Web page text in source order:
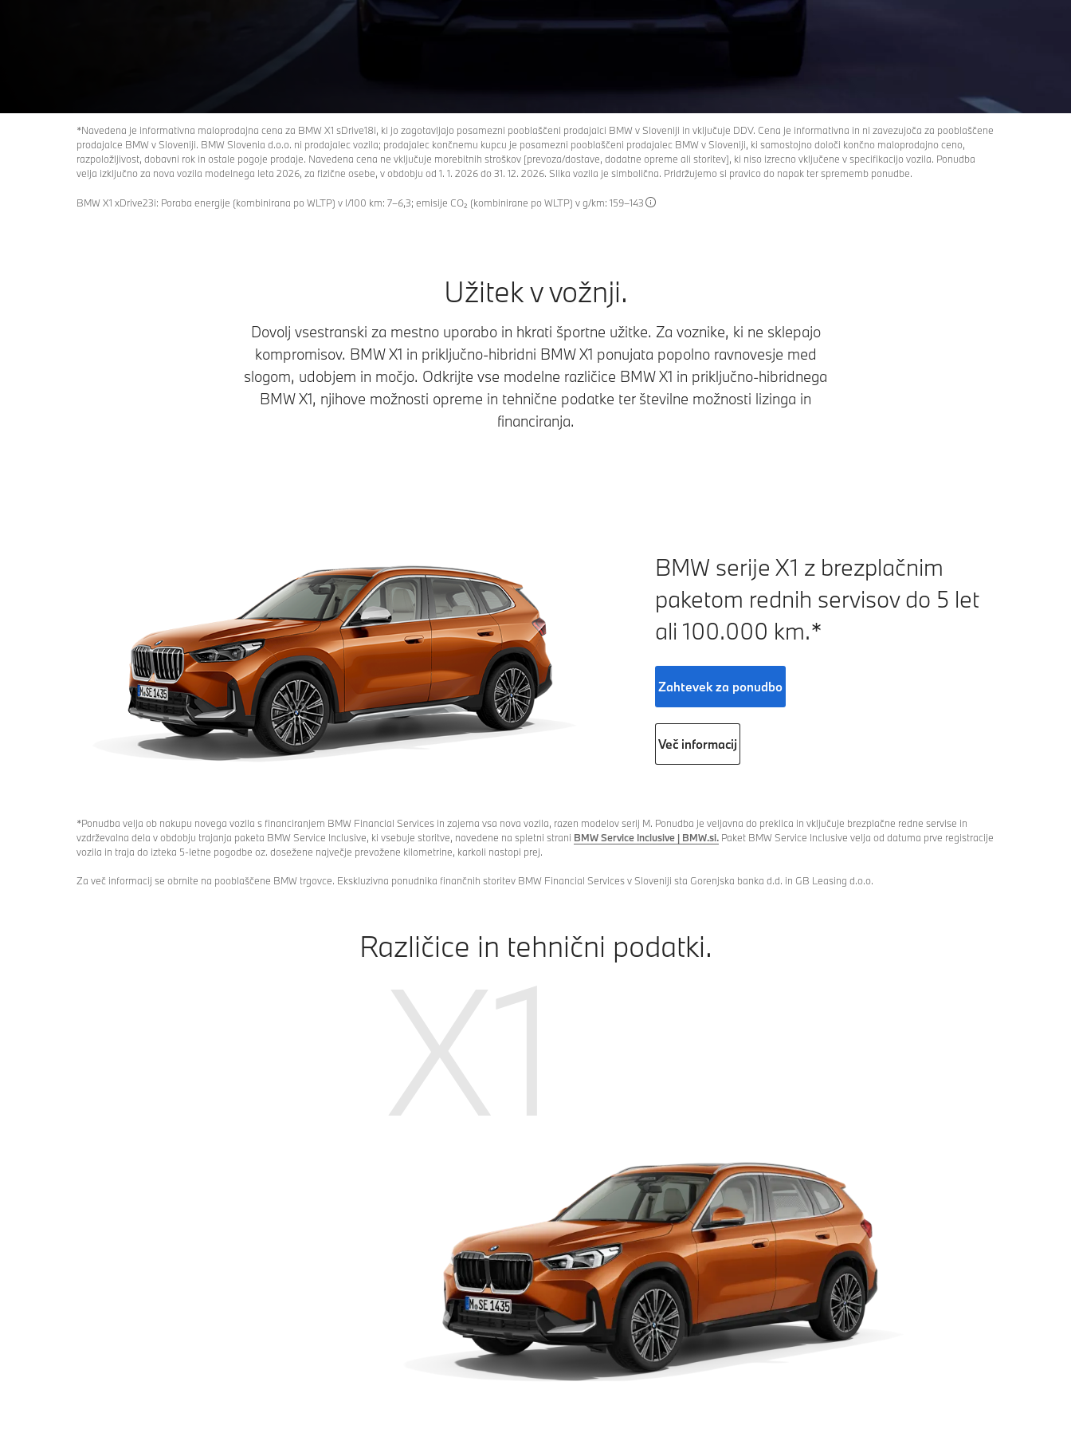
*Navedena je informativna maloprodajna cena za BMW X1 sDrive18i, ki jo zagotavljajo posamezni pooblaščeni prodajalci BMW v Sloveniji in vključuje DDV. Cena je informativna in ni zavezujoča za pooblaščene
prodajalce BMW v Sloveniji. BMW Slovenia d.o.o. ni prodajalec vozila; prodajalec končnemu kupcu je posamezni pooblaščeni prodajalec BMW v Sloveniji, ki samostojno določi končno maloprodajno ceno,
razpoložljivost, dobavni rok in ostale pogoje prodaje. Navedena cena ne vključuje morebitnih stroškov [prevoza/dostave, dodatne opreme ali storitev], ki niso izrecno vključene v specifikacijo vozila. Ponudba
velja izključno za nova vozila modelnega leta 2026, za fizične osebe, v obdobju od 1. 1. 2026 do 31. 12. 2026. Slika vozila je simbolična. Pridržujemo si pravico do napak ter sprememb ponudbe.
BMW X1 xDrive23i: Poraba energije (kombinirana po WLTP) v l/100 km: 7–6,3; emisije CO₂ (kombinirane po WLTP) v g/km: 159–143
Užitek v vožnji.
Dovolj vsestranski za mestno uporabo in hkrati športne užitke. Za voznike, ki ne sklepajo
kompromisov. BMW X1 in priključno-hibridni BMW X1 ponujata popolno ravnovesje med
slogom, udobjem in močjo. Odkrijte vse modelne različice BMW X1 in priključno-hibridnega
BMW X1, njihove možnosti opreme in tehnične podatke ter številne možnosti lizinga in
financiranja.
BMW serije X1 z brezplačnim
paketom rednih servisov do 5 let
ali 100.000 km.*
Zahtevek za ponudbo
Več informacij
*Ponudba velja ob nakupu novega vozila s financiranjem BMW Financial Services in zajema vsa nova vozila, razen modelov serij M. Ponudba je veljavna do preklica in vključuje brezplačne redne servise in
vzdrževalna dela v obdobju trajanja paketa BMW Service Inclusive, ki vsebuje storitve, navedene na spletni strani BMW Service Inclusive | BMW.si. Paket BMW Service Inclusive velja od datuma prve registracije
vozila in traja do izteka 5-letne pogodbe oz. dosežene največje prevožene kilometrine, karkoli nastopi prej.
Za več informacij se obrnite na pooblaščene BMW trgovce. Ekskluzivna ponudnika finančnih storitev BMW Financial Services v Sloveniji sta Gorenjska banka d.d. in GB Leasing d.o.o.
Različice in tehnični podatki.
X1